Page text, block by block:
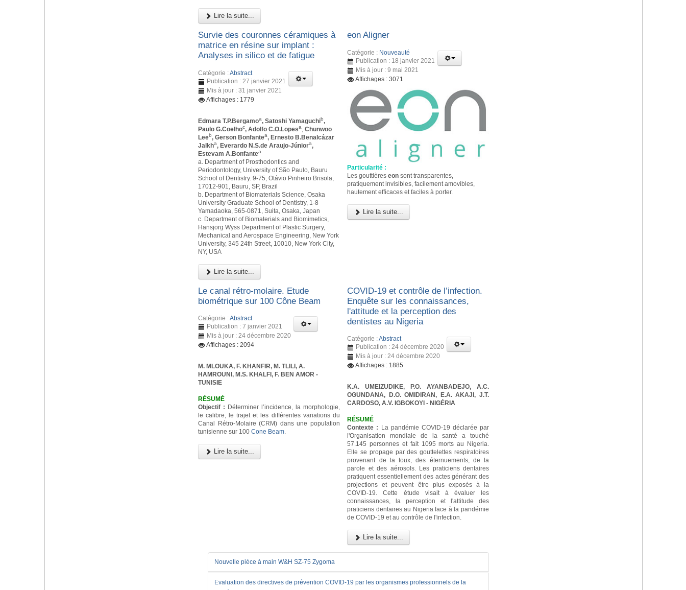
Lire la suite...
Survie des couronnes céramiques à
matrice en résine sur implant :
Analyses in silico et de fatigue
Catégorie :Abstract
Publication : 27 janvier 2021
Mis à jour : 31 janvier 2021
Affichages : 1779
Edmara T.P.Bergamoa, Satoshi Yamaguchib,
Paulo G.Coelhoc, Adolfo C.O.Lopesa
Chunwoo
Leeb, Gerson Bonfantea, Ernesto B.Benalcázar
Jalkha, Everardo N.S.de Araujo-Júniora,
Estevam A.Bonfantea
a. Department of Prosthodontics and
Periodontology, University of São Paulo, Bauru
School of Dentistry. 9-75, Otávio Pinheiro Brisola,
17012-901, Bauru, SP, Brazil
b. Department of Biomaterials Science, Osaka
University Graduate School of Dentistry, 1-8
Yamadaoka, 565-0871, Suita, Osaka, Japan
c. Department of Biomaterials and Biomimetics,
Hansjorg Wyss Department of Plastic Surgery,
Mechanical and Aerospace Engineering, New York
University, 345 24th Street, 10010, New York City,
NY, USA
Lire la suite...
eon Aligner
Catégorie : Nouveauté
Publication : 18 janvier 2021
Mis à jour : 9 mai 2021
Affichages : 3071
Particularité :
Les gouttièreseon sont transparentes,
pratiquement invisibles, facilement amovibles,
hautement efficaces et faciles à porter.
Lire la suite...
Le canal rétro-molaire. Etude
biométrique sur 100 Cône Beam
Catégorie :Abstract
Publication : 7 janvier 2021
Mis à jour : 24 décembre 2020
Affichages : 2094
M. MLOUKA, F. KHANFIR, M. TLILI, A.
HAMROUNI, M.S. KHALFI, F. BEN AMOR -
TUNISIE
RÉSUMÉ
Objectif : Déterminer l’incidence, la morphologie,
le calibre, le trajet et les différentes variations du
Canal Rétro-Molaire (CRM) dans une population
tunisienne sur 100 Cone Beam.
Lire la suite...
COVID-19 et contrôle de l’infection.
Enquête sur les connaissances,
l'attitude et la perception des
dentistes au Nigeria
Catégorie :Abstract
Publication : 24 décembre 2020
Mis à jour : 24 décembre 2020
Affichages : 1885
K.A. UMEIZUDIKE, P.O. AYANBADEJO, A.C.
OGUNDANA, D.O. OMIDIRAN, E.A. AKAJI, J.T.
CARDOSO, A.V. IGBOKOYI- NIGÉRIA
RÉSUMÉ
Contexte :
La pandémie COVID-19 déclarée par
l'Organisation mondiale de la santé a touché
57.145 personnes et fait 1095 morts au Nigeria.
Elle se propage par des gouttelettes respiratoires
provenant de la toux, des éternuements, de la
parole et des aérosols. Les praticiens dentaires
pratiquent essentiellement des actes générant des
projections et peuvent être plus exposés à la
COVID-19. Cette étude visait à évaluer les
connaissances, la perception et l'attitude des
praticiens dentaires au Nigeria face à la pandémie
de COVID-19 et au contrôle de l'infection.
Lire la suite...
Nouvelle pièce à main W&H SZ-75 Zygoma
Evaluation des directives de prévention COVID-19 par les organismes professionnels de la